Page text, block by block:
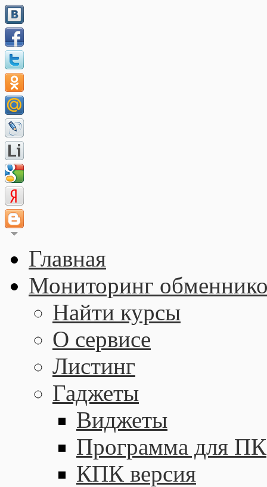
Главная
Мониторинг
Найти курсы
О сервисе
Листинг
Гаджеты
Виджеты
Программа для ПК
КПК версия